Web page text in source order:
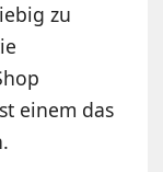
zu
einem das